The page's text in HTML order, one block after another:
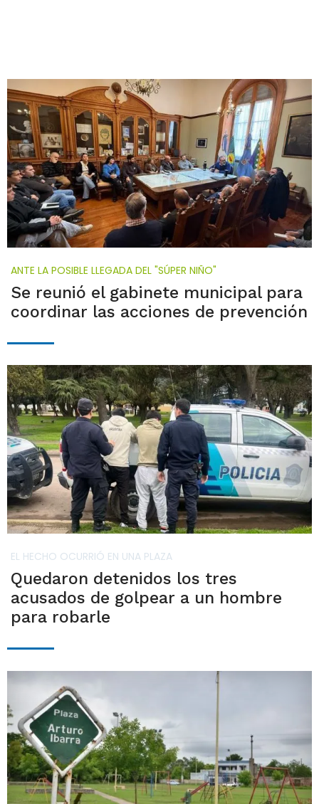
ANTE LA POSIBLE LLEGADA DEL "SÚPER NIÑO"
Se reunió el gabinete municipal para
coordinar las acciones de prevención
EL HECHO OCURRIÓ EN UNA PLAZA
Quedaron detenidos los tres
acusados de golpear a un hombre
para robarle